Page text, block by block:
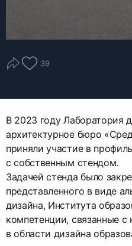
39
В 2023 году Лаборатория
архитектурное бюро
приняли участие в
с собственным стендом.
Задачей стенда было
представленного в виде
дизайна, Института
компетенции, связанные
в области дизайна